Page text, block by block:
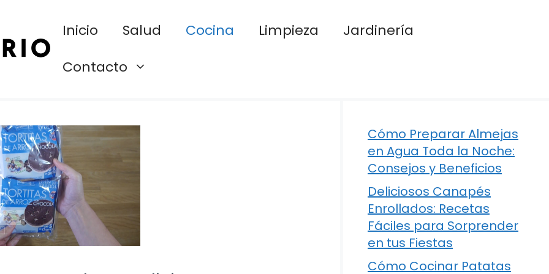
Inicio Salud Cocina Limpieza
Jardinería
Contacto
Cómo Preparar Almejas
en Agua Toda la Noche:
Consejos y Beneficios
Deliciosos Canapés
Enrollados: Recetas
Fáciles para Sorprender
en tus Fiestas
Cómo Cocinar Patatas